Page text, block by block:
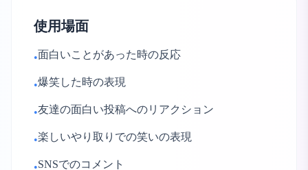
使用場面
•面白いことがあった時の反応
•爆笑した時の表現
•友達の面白い投稿へのリアクション
•楽しいやり取りでの笑いの表現
•SNSでのコメント